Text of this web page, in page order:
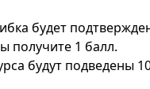
будет
получите 1 балл.
будут подведены